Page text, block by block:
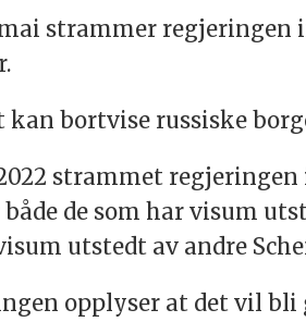
mai strammer
kan bortvise russiske
strammet
både de som har visum
utstedt av andre
opplyser at det vil